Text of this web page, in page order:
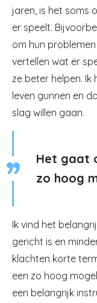
jaren, is het soms
er speelt.
om hun
vertellen wat er
ze beter helpen.
leven gunnen en
slag willen gaan.
Het gaat
zo hoog
Ik vind het
gericht is en
klachten korte
een zo hoog
een belangrijk